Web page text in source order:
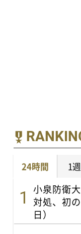
24時間 1
小泉防衛
対処、初
日）